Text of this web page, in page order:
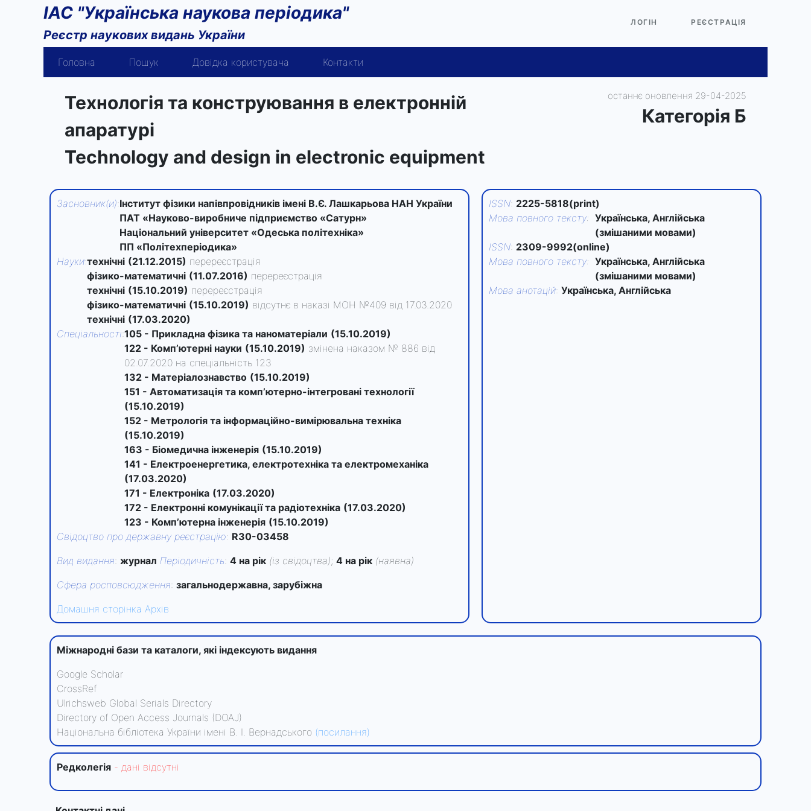
ІАС "Українська наукова періодика"
Реєстр наукових видань України
ЛОГІН РЕЄСТРАЦІЯ
Головна Пошук Довідка користувача Контакти
Технологія та конструювання в електронній
апаратурі
Technology and design in electronic equipment
останнє оновлення 29-04-2025
Категорiя Б
Засновник(и):Інститут фізики напівпровідників імені В.Є. Лашкарьова НАН України
ПАТ «Науково-виробниче підприємство «Сатурн»
Національний університет «Одеська політехніка»
ПП «Політехперіодика»
Науки:технічні (21.12.2015) перереєстрація
фізико-математичні (11.07.2016) перереєстрація
технічні (15.10.2019) перереєстрація
фізико-математичні (15.10.2019) відсутнє в наказі МОН №409 від 17.03.2020
технічні (17.03.2020)
Спеціальності:105 - Прикладна фізика та наноматеріали (15.10.2019)
122 - Комп’ютерні науки (15.10.2019) змінена наказом № 886 від
02.07.2020 на спеціальність 123
132 - Матеріалознавство (15.10.2019)
151 - Автоматизація та комп’ютерно-інтегровані технології
(15.10.2019)
152 - Метрологія та інформаційно-вимірювальна техніка
(15.10.2019)
163 - Біомедична інженерія (15.10.2019)
141 - Електроенергетика, електротехніка та електромеханіка
(17.03.2020)
171 - Електроніка (17.03.2020)
172 - Електронні комунікації та радіотехніка (17.03.2020)
123 - Комп’ютерна інженерія (15.10.2019)
Свідоцтво про державну реєстрацію: R30-03458
Вид видання: журнал Періодичність: 4 на рік (із свідоцтва); 4 на рік (наявна)
Сфера росповсюдження: загальнодержавна, зарубіжна
Домашня сторінка Архів
ISSN: 2225-5818(print)
Мова повного тексту: Українська, Англійська
(змішаними мовами)
ISSN: 2309-9992(online)
Мова повного тексту: Українська, Англійська
(змішаними мовами)
Мова анотацій: Українська, Англійська
Міжнародні бази та каталоги, які індексують видання
Google Scholar
CrossRef
Ulrichsweb Global Serials Directory
Directory of Open Access Journals (DOAJ)
Національна бібліотека України імені В. І. Вернадського (посилання)
Редколегiя - данi вiдсутнi